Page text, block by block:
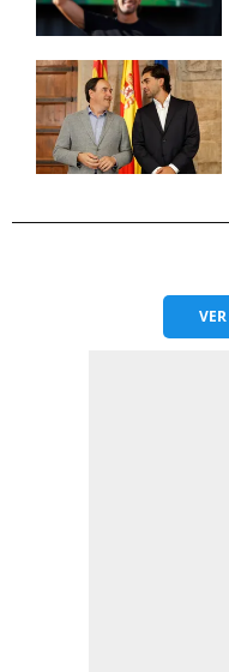
VER